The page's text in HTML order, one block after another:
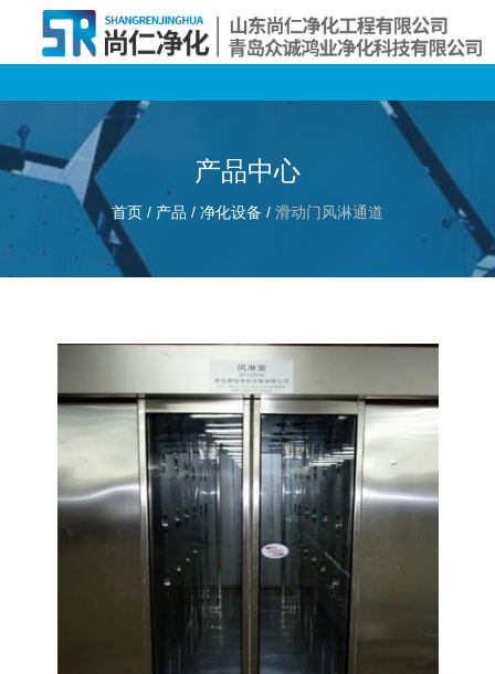
产品中心
首页 / 产品 / 净化设备 / 滑动门风淋通道